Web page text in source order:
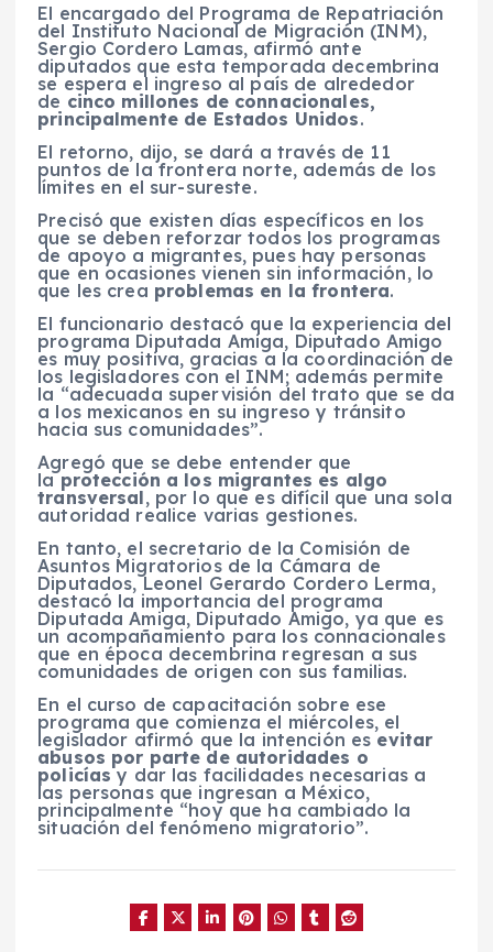
El encargado del Programa de Repatriación
del Instituto Nacional de Migración (INM),
Sergio Cordero Lamas, afirmó ante
diputados que esta temporada decembrina
se espera el ingreso al país de alrededor
de cinco millones de connacionales,
principalmente de Estados Unidos.
El retorno, dijo, se dará a través de 11
puntos de la frontera norte, además de los
límites en el sur-sureste.
Precisó que existen días específicos en los
que se deben reforzar todos los programas
de apoyo a migrantes, pues hay personas
que en ocasiones vienen sin información, lo
que les crea problemas en la frontera.
El funcionario destacó que la experiencia del
programa Diputada Amiga, Diputado Amigo
es muy positiva, gracias a la coordinación de
los legisladores con el INM; además permite
la “adecuada supervisión del trato que se da
a los mexicanos en su ingreso y tránsito
hacia sus comunidades”.
Agregó que se debe entender que
laprotección a los migrantes es algo
transversal, por lo que es difícil que una sola
autoridad realice varias gestiones.
En tanto, el secretario de la Comisión de
Asuntos Migratorios de la Cámara de
Diputados, Leonel Gerardo Cordero Lerma,
destacó la importancia del programa
Diputada Amiga, Diputado Amigo, ya que es
un acompañamiento para los connacionales
que en época decembrina regresan a sus
comunidades de origen con sus familias.
En el curso de capacitación sobre ese
programa que comienza el miércoles, el
legislador afirmó que la intención es evitar
abusos por parte de autoridades o
policíasy dar las facilidades necesarias a
las personas que ingresan a México,
principalmente “hoy que ha cambiado la
situación del fenómeno migratorio”.